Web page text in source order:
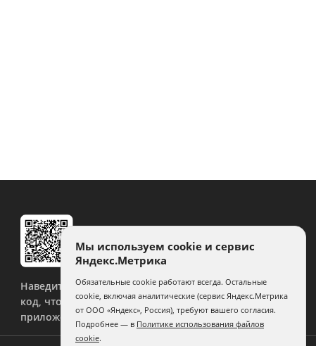
Наведите камеру на QR-
код, чтобы скачать
приложение.
Мы используем cookie и сервис
Яндекс.Метрика
Обязательные cookie работают всегда. Остальные
cookie, включая аналитические (сервис Яндекс.Метрика
от ООО «Яндекс», Россия), требуют вашего согласия.
Подробнее — в Политике использования файлов
cookie.